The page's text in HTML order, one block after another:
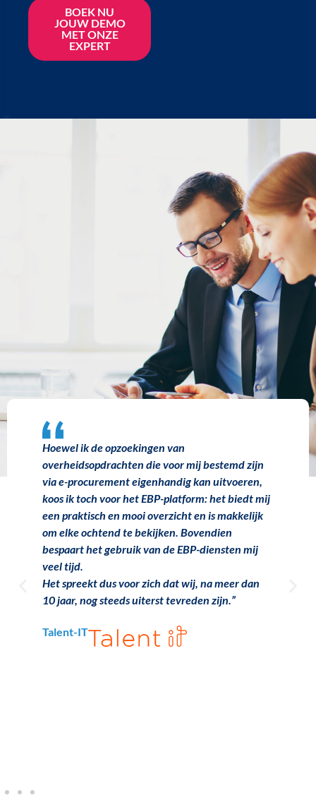
BOEK NU
JOUW DEMO
MET ONZE
EXPERT
Hoewel ik de opzoekingen van
overheidsopdrachten die voor mij bestemd zijn
via e-procurement eigenhandig kan uitvoeren,
koos ik toch voor het EBP-platform: het biedt mij
een praktisch en mooi overzicht en is makkelijk
om elke ochtend te bekijken. Bovendien
bespaart het gebruik van de EBP-diensten mij
veel tijd.
Het spreekt dus voor zich dat wij, na meer dan
10 jaar, nog steeds uiterst tevreden zijn.”
Talent-IT